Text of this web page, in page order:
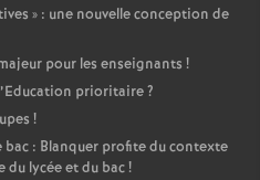
» : une nouvelle conception de
pour les enseignants !
prioritaire?
!
bac : Blanquer profite du contexte
du lycée et du bac!